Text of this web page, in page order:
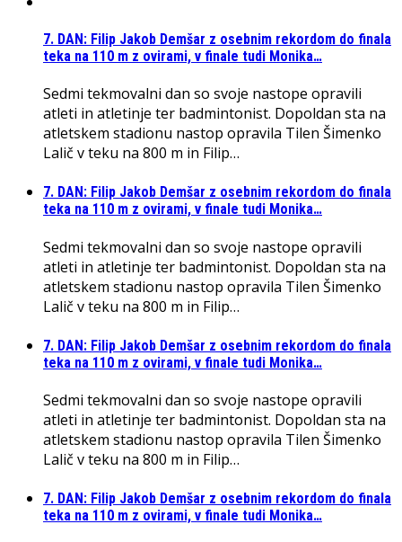
7. DAN: Filip Jakob Demšar z osebnim rekordom do finala
teka na 110 m z ovirami, v finale tudi Monika…
Sedmi tekmovalni dan so svoje nastope opravili
atleti in atletinje ter badmintonist. Dopoldan sta na
atletskem stadionu nastop opravila Tilen Šimenko
Lalič v teku na 800 m in Filip…
7. DAN: Filip Jakob Demšar z osebnim rekordom do finala
teka na 110 m z ovirami, v finale tudi Monika…
Sedmi tekmovalni dan so svoje nastope opravili
atleti in atletinje ter badmintonist. Dopoldan sta na
atletskem stadionu nastop opravila Tilen Šimenko
Lalič v teku na 800 m in Filip…
7. DAN: Filip Jakob Demšar z osebnim rekordom do finala
teka na 110 m z ovirami, v finale tudi Monika…
Sedmi tekmovalni dan so svoje nastope opravili
atleti in atletinje ter badmintonist. Dopoldan sta na
atletskem stadionu nastop opravila Tilen Šimenko
Lalič v teku na 800 m in Filip…
7. DAN: Filip Jakob Demšar z osebnim rekordom do finala
teka na 110 m z ovirami, v finale tudi Monika…